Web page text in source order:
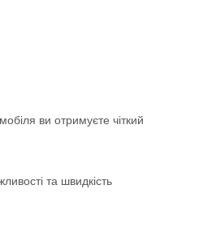
ви отримуєте чіткий
та швидкість